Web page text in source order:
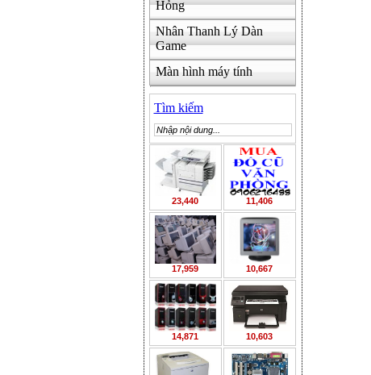
Hỏng
Nhân Thanh Lý Dàn
Game
Màn hình máy tính
Tìm kiếm
23,440 11,406
17,959 10,667
14,871 10,603